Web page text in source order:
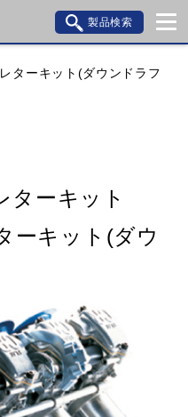
製品検索
DUCATI GILERA
MOTO GUZZI
ターキット(ダウンドラフ
ターキット
ーキット(ダウ